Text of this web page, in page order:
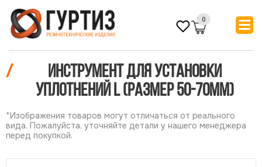
0
/
Инструмент для установки
уплотнений L (размер 50-70мм)
*Изображения товаров могут отличаться от реального
вида. Пожалуйста, уточняйте детали у нашего менеджера
перед покупкой.